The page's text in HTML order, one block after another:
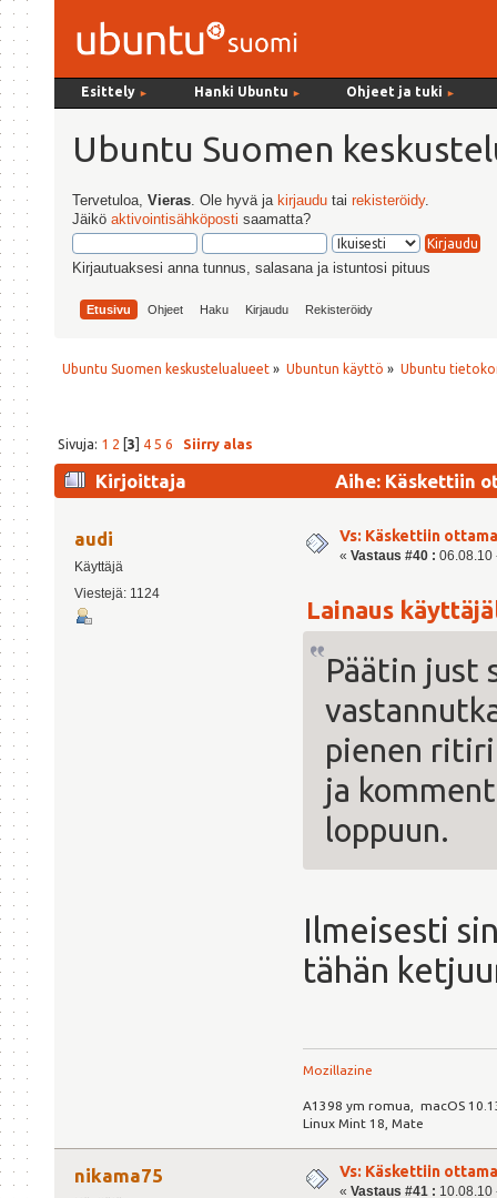
Esittely ► Hanki Ubuntu ► Ohjeet ja tuki ►
Ubuntu Suomen
Tervetuloa,Vieras . Ole hyvä ja kirjaudu tairekisteröidy.
Jäiköaktivointisähköposti saamatta?
Kirjautuaksesi anna tunnus, salasana ja istuntosi pituus
Etusivu Ohjeet Haku Kirjaudu Rekisteröidy
Ubuntu Suomen keskustelualueet » Ubuntun käyttö » Ubuntu
Sivuja: 1 2 [3] 4 5 6 Siirry alas
Kirjoittaja Aihe: Käskettiin
audi
Käyttäjä
Viestejä: 1124
Vs: Käskettiin
« Vastaus #40 : 06.08.10
Lainaus
Päätin just
pienen
ja
loppuun.
Ilmeisesti
tähän
Mozillazine
A1398 ym romua, macOS
Linux Mint 18, Mate
nikama75 Vs: Käskettiin
« Vastaus #41 : 10.08.10